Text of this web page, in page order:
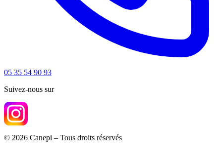
05 35 54 90 93
Suivez-nous sur
© 2026 Canepi – Tous droits réservés